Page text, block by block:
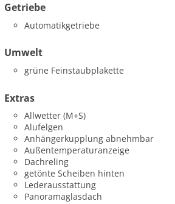
Getriebe
Automatikgetriebe
Umwelt
grüne Feinstaubplakette
Extras
Allwetter (M+S)
Alufelgen
Anhängerkupplung abnehmbar
Außentemperaturanzeige
Dachreling
getönte Scheiben hinten
Lederausstattung
Panoramaglasdach